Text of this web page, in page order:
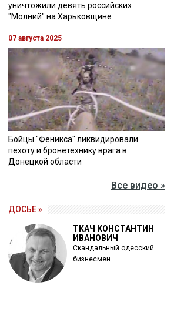
уничтожили девять российских
"Молний" на Харьковщине
07 августа 2025
Бойцы "Феникса" ликвидировали
пехоту и бронетехнику врага в
Донецкой области
Все видео »
ДОСЬЕ »
ТКАЧ КОНСТАНТИН
ИВАНОВИЧ
Скандальный одесский
бизнесмен